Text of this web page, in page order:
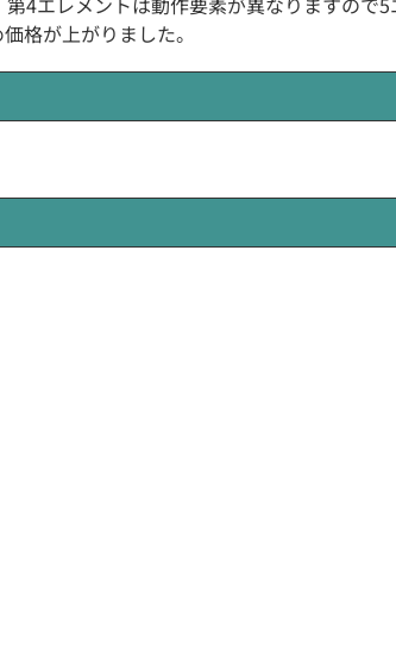
格が上がりました。